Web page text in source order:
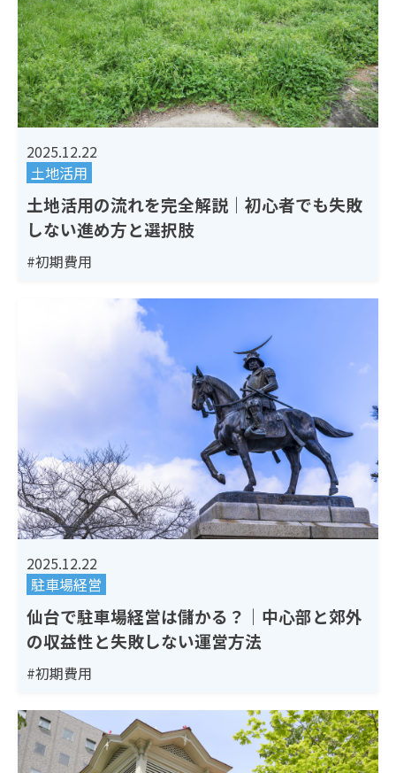
2025.12.22
土地活用
土地活用の流れを完全解説｜初心者でも失敗
しない進め方と選択肢
#初期費用
2025.12.22
駐車場経営
仙台で駐車場経営は儲かる？｜中心部と郊外
の収益性と失敗しない運営方法
#初期費用